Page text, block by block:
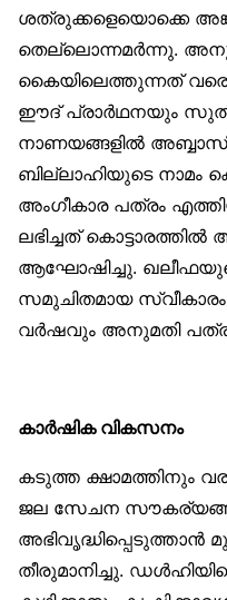
ശത്രുക്കളെയൊക്കെ
തെല്ലൊന്നമര്‍ന്നു.
കൈയിലെത്തുന്നത് വരെ
ഈദ് പ്രാര്‍ഥനയും
നാണയങ്ങളില്‍
ബില്ലാഹിയുടെ നാമം
അംഗീകാര പത്രം
ലഭിച്ചത് കൊട്ടാരത്തില്‍
ആഘോഷിച്ചു.
സമുചിതമായ സ്വീകാരം
വര്‍ഷവും അനുമതി പത്രം
കാര്‍ഷിക വികസനം
കടുത്ത ക്ഷാമത്തിനും
ജല സേചന സൗകര്യങ്ങളും
അഭിവൃദ്ധിപ്പെടുത്താന്‍
തീരുമാനിച്ചു.